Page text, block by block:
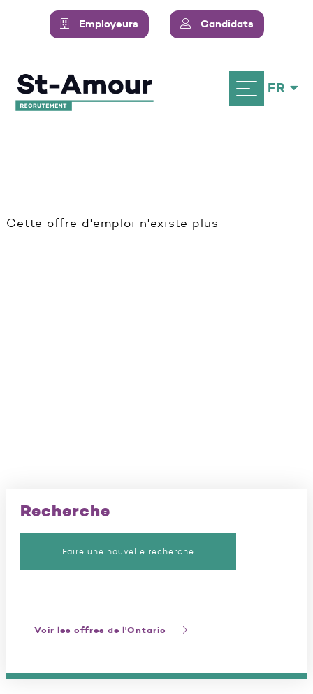
Employeurs Candidats
FR
Cette offre d'emploi n'existe plus
Recherche
Faire une nouvelle recherche
Voir les offres de l'Ontario